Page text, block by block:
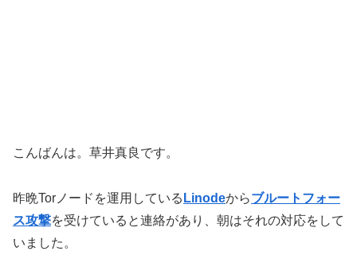
こんばんは。草井真良です。
昨晩Torノードを運用している Linodeからブルートフォー
ス攻撃を受けていると連絡があり、朝はそれの対応をして
いました。